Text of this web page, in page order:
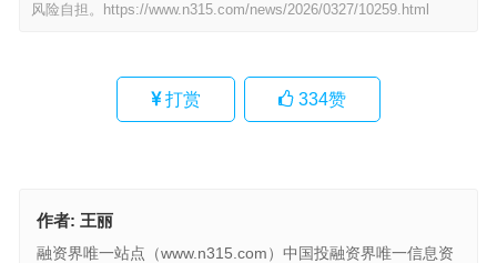
风险自担。
https://www.n315.com/news/2026/0327/10259.html
打赏 334赞
作者: 王丽
融资界唯一站点（www.n315.com）中国投融资界唯一信息资